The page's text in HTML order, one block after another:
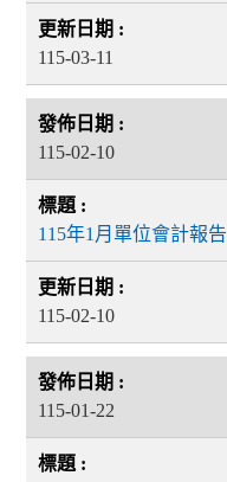
115-03-11
115-02-10
115年1月單位會計報告
115-02-10
115-01-22